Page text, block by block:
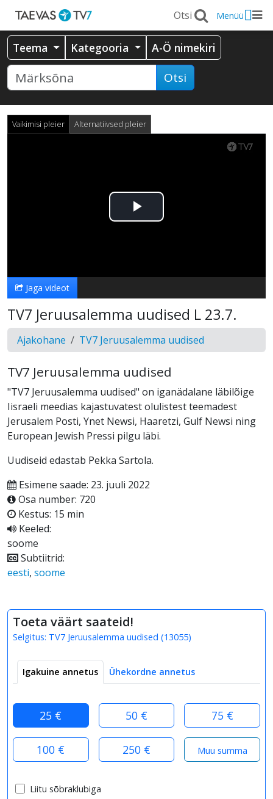
Menüü
Teema Kategooria A-Ö nimekiri
Otsi
Vaikimisi pleier Alternatiivsed pleier
Esita
Jaga videot
TV7 Jeruusalemma uudised L 23.7.
Ajakohane TV7 Jeruusalemma uudised
TV7 Jeruusalemma uudised
"TV7 Jeruusalemma uudised" on iganädalane läbilõige
Iisraeli meedias kajastuvatest olulistest teemadest
Jerusalem Posti, Ynet Newsi, Haaretzi, Gulf Newsi ning
European Jewish Pressi pilgu läbi.
Uudiseid edastab Pekka Sartola.
Esimene saade: 23. juuli 2022
Osa number: 720
Kestus: 15 min
Keeled:
soome
Subtiitrid:
eesti, soome
Toeta väärt saateid!
Selgitus: TV7 Jeruusalemma uudised (13055)
Igakuine annetus Ühekordne annetus
25 € 50 € 75 €
100 € 250 €
Liitu sõbraklubiga